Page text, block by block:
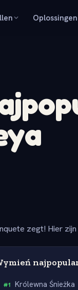
Oplossingen
zegt! Hier
#1 Królewna Śnieżka